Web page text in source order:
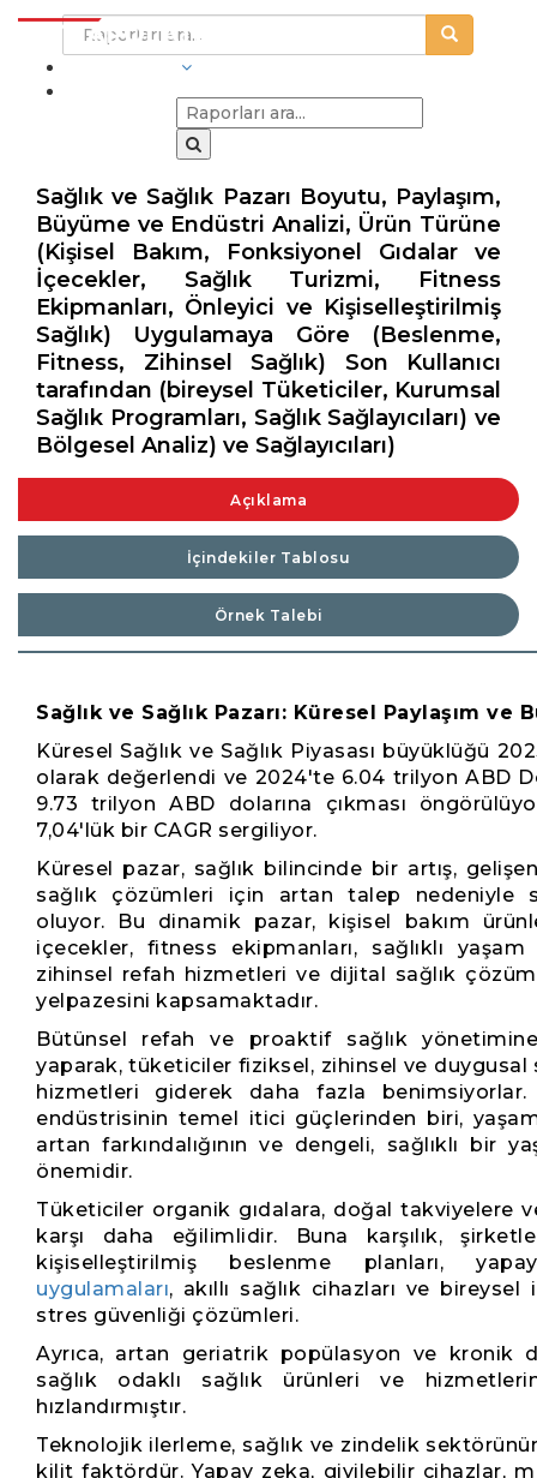
Sağlık ve Sağlık Pazarı Boyutu, Paylaşım,
Büyüme ve Endüstri Analizi, Ürün Türüne
(Kişisel Bakım, Fonksiyonel Gıdalar ve
İçecekler, Sağlık Turizmi, Fitness
Ekipmanları, Önleyici ve Kişiselleştirilmiş
Sağlık) Uygulamaya Göre (Beslenme,
Fitness, Zihinsel Sağlık) Son Kullanıcı
tarafından (bireysel Tüketiciler, Kurumsal
Sağlık Programları, Sağlık Sağlayıcıları) ve
Bölgesel Analiz) ve Sağlayıcıları)
Açıklama
İçindekiler Tablosu
Örnek Talebi
Sağlık ve Sağlık Pazarı: Küresel Paylaşım ve
Küresel Sağlık ve Sağlık Piyasası büyüklüğü
olarak değerlendi ve 2024'te 6.04 trilyon ABD
9.73 trilyon ABD dolarına çıkması
7,04'lük bir CAGR sergiliyor.
Küresel pazar, sağlık bilincinde bir artış,
sağlık çözümleri için artan talep nedeniyle
oluyor. Bu dinamik pazar, kişisel bakım
içecekler, fitness ekipmanları, sağlıklı
zihinsel refah hizmetleri ve dijital sağlık
yelpazesini kapsamaktadır.
Bütünsel refah ve proaktif sağlık
yaparak, tüketiciler fiziksel, zihinsel ve duygusal
hizmetleri giderek daha fazla benimsiyorlar.
endüstrisinin temel itici güçlerinden biri,
artan farkındalığının ve dengeli, sağlıklı bir
önemidir.
Tüketiciler organik gıdalara, doğal takviyelere
karşı daha eğilimlidir. Buna karşılık,
kişiselleştirilmiş beslenme planları,
uygulamaları, akıllı sağlık cihazları ve
stres güvenliği çözümleri.
Ayrıca, artan geriatrik popülasyon ve kronik
sağlık odaklı sağlık ürünleri ve
hızlandırmıştır.
Teknolojik ilerleme, sağlık ve zindelik
kilit faktördür. Yapay zeka, giyilebilir cihazlar,